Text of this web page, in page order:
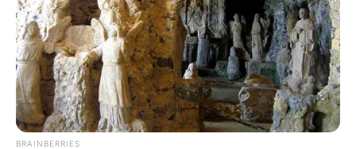
-G
OJASB por décadas denuncia demissões em massa em várias
regiões, especialmente no Sudeste e no Norte do Brasil.Até que a
equipe doFórum Nacional das Representações dos Agentes
(FNARAS)surgiu para abraçar a causa dos ACS e ACE, que
estavam "invisíveis."
🤝 Avanço da proposta e risco de divisão
BRAINBERRIES